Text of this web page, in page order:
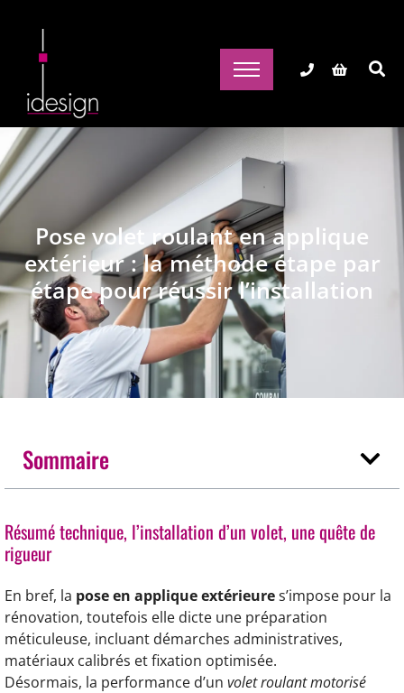
Pose volet roulant en applique
extérieur : la méthode étape par
étape pour réussir l’installation
Sommaire
Résumé technique, l’installation d’un volet, une quête de
rigueur
En bref, la pose en applique extérieures’impose pour la
rénovation, toutefois elle dicte une préparation
méticuleuse, incluant démarches administratives,
matériaux calibrés et fixation optimisée.
Désormais, la performance d’un volet roulant motorisé